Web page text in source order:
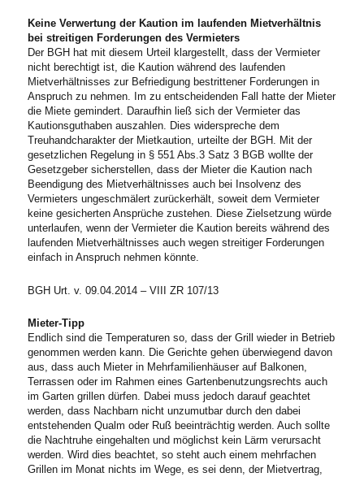
Keine Verwertung der Kaution im laufenden Mietverhältnis
bei streitigen Forderungen des Vermieters
Der BGH hat mit diesem Urteil klargestellt, dass der Vermieter
nicht berechtigt ist, die Kaution während des laufenden
Mietverhältnisses zur Befriedigung bestrittener Forderungen in
Anspruch zu nehmen. Im zu entscheidenden Fall hatte der Mieter
die Miete gemindert. Daraufhin ließ sich der Vermieter das
Kautionsguthaben auszahlen. Dies widerspreche dem
Treuhandcharakter der Mietkaution, urteilte der BGH. Mit der
gesetzlichen Regelung in § 551 Abs.3 Satz 3 BGB wollte der
Gesetzgeber sicherstellen, dass der Mieter die Kaution nach
Beendigung des Mietverhältnisses auch bei Insolvenz des
Vermieters ungeschmälert zurückerhält, soweit dem Vermieter
keine gesicherten Ansprüche zustehen. Diese Zielsetzung würde
unterlaufen, wenn der Vermieter die Kaution bereits während des
laufenden Mietverhältnisses auch wegen streitiger Forderungen
einfach in Anspruch nehmen könnte.
BGH Urt. v. 09.04.2014 – VIII ZR 107/13
Mieter-Tipp
Endlich sind die Temperaturen so, dass der Grill wieder in Betrieb
genommen werden kann. Die Gerichte gehen überwiegend davon
aus, dass auch Mieter in Mehrfamilienhäuser auf Balkonen,
Terrassen oder im Rahmen eines Gartenbenutzungsrechts auch
im Garten grillen dürfen. Dabei muss jedoch darauf geachtet
werden, dass Nachbarn nicht unzumutbar durch den dabei
entstehenden Qualm oder Ruß beeinträchtig werden. Auch sollte
die Nachtruhe eingehalten und möglichst kein Lärm verursacht
werden. Wird dies beachtet, so steht auch einem mehrfachen
Grillen im Monat nichts im Wege, es sei denn, der Mietvertrag,